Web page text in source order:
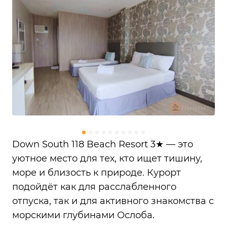
Down South 118 Beach Resort 3★ — это
уютное место для тех, кто ищет тишину,
море и близость к природе. Курорт
подойдёт как для расслабленного
отпуска, так и для активного знакомства с
морскими глубинами Ослоба.